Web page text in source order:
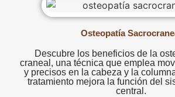
Osteopatía
Descubre los beneficios de la
craneal, una técnica que emplea
y precisos en la cabeza y la
tratamiento mejora la función del
central.